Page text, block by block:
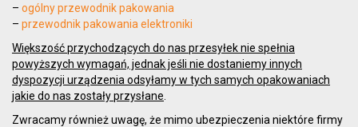
– ogólny przewodnik pakowania
– przewodnik pakowania elektroniki
Większość przychodzących do nas przesyłek nie spełnia
powyższych wymagań, jednak jeśli nie dostaniemy innych
dyspozycji urządzenia odsyłamy w tych samych opakowaniach
jakie do nas zostały przysłane
Zwracamy również uwagę, że mimo ubezpieczenia niektóre firmy